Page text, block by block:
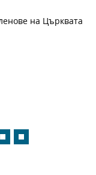
на Църквата